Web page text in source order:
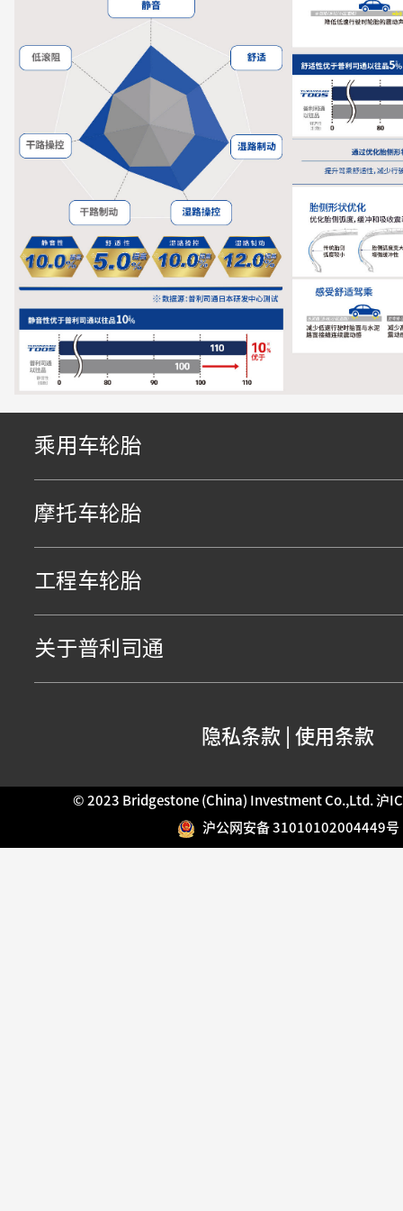
乘用车轮胎
摩托车轮胎
工程车轮胎
关于普利司通
隐私条款 | 使用条款
© 2023 Bridgestone (China) Investment Co.,Ltd.沪
沪公网安备 31010102004449号